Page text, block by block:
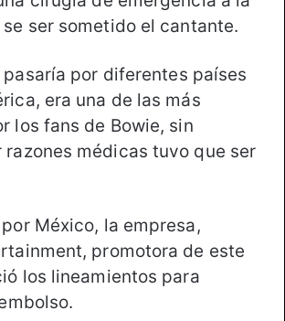
ser sometido el cantante.
pasaría por diferentes países
era una de las más
los fans de Bowie, sin
razones médicas tuvo que ser
México, la empresa,
promotora de este
los lineamientos para